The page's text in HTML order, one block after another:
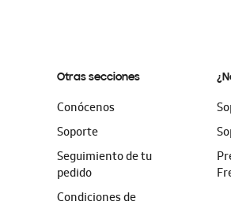
Otras secciones
Conócenos
Soporte
Seguimiento de tu
pedido
Condiciones de